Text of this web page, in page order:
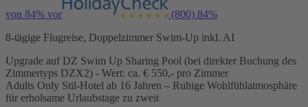
von 84% vor (800) 84%
8-tägige Flugreise, Doppelzimmer Swim-Up inkl. AI
Upgrade auf DZ Swim Up Sharing Pool (bei direkter Buchung des
Zimmertyps DZX2) - Wert: ca. € 550,- pro Zimmer
Adults Only Stil-Hotel ab 16 Jahren – Ruhige Wohlfühlatmosphäre
für erholsame Urlaubstage zu zweit